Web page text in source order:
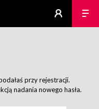
przy rejestracji.
nadania nowego hasła.